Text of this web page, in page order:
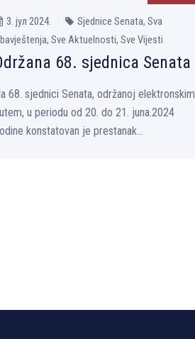
3. јул 2024.
Sjednice Senata, Sva
Sve Aktuelnosti, Sve Vijesti
68. sjednica Senata
68. sjednici Senata, održanoj elektronskim
u periodu od 20. do 21. juna.2024
konstatovan je prestanak...